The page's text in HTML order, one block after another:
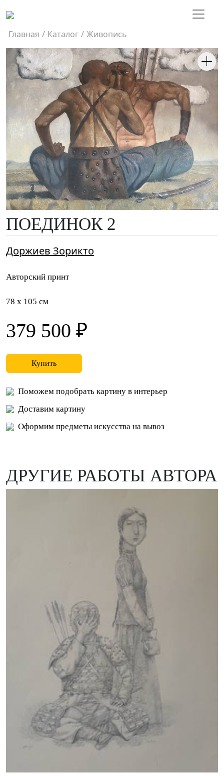
Главная / Каталог / Живопись
ПОЕДИНОК 2
Доржиев Зорикто
Авторский принт
78 x 105 см
379 500 ₽
Купить
Поможем подобрать картину в интерьер
Доставим картину
Оформим предметы искусства на вывоз
ДРУГИЕ РАБОТЫ АВТОРА